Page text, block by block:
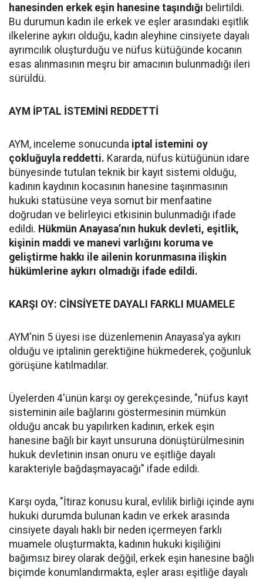
hanesinden erkek eşin hanesine taşındığı belirtildi.
Bu durumun kadın ile erkek ve eşler arasındaki eşitlik
ilkelerine aykırı olduğu, kadın aleyhine cinsiyete dayalı
ayrımcılık oluşturduğu ve nüfus kütüğünde kocanın
esas alınmasının meşru bir amacının bulunmadığı ileri
sürüldü.
AYM İPTAL İSTEMİNİ REDDETTİ
AYM, inceleme sonucunda iptal istemini oy
çokluğuyla reddetti. Kararda, nüfus kütüğünün idare
bünyesinde tutulan teknik bir kayıt sistemi olduğu,
kadının kaydının kocasının hanesine taşınmasının
hukuki statüsüne veya somut bir menfaatine
doğrudan ve belirleyici etkisinin bulunmadığı ifade
edildi. Hükmün Anayasa’nın hukuk devleti, eşitlik,
kişinin maddi ve manevi varlığını koruma ve
geliştirme hakkı ile ailenin korunmasına ilişkin
hükümlerine aykırı olmadığı ifade edildi.
KARŞI OY: CİNSİYETE DAYALI FARKLI MUAMELE
AYM'nin 5 üyesi ise düzenlemenin Anayasa'ya aykırı
olduğu ve iptalinin gerektiğine hükmederek, çoğunluk
görüşüne katılmadılar.
Üyelerden 4'ünün karşı oy gerekçesinde, "nüfus kayıt
sisteminin aile bağlarını göstermesinin mümkün
olduğu ancak bu yapılırken kadının, erkek eşin
hanesine bağlı bir kayıt unsuruna dönüştürülmesinin
hukuk devletinin insan onuru ve eşitliğe dayalı
karakteriyle bağdaşmayacağı" ifade edildi.
Karşı oyda, "İtiraz konusu kural, evlilik birliği içinde aynı
hukuki durumda bulunan kadın ve erkek arasında
cinsiyete dayalı haklı bir neden içermeyen farklı
muamele oluşturmakta, kadının hukuki kişiliğini
bağımsız birey olarak değğil, erkek eşin hanesine bağlı
biçimde konumlandırmakta, eşler arası eşitliğe dayalı